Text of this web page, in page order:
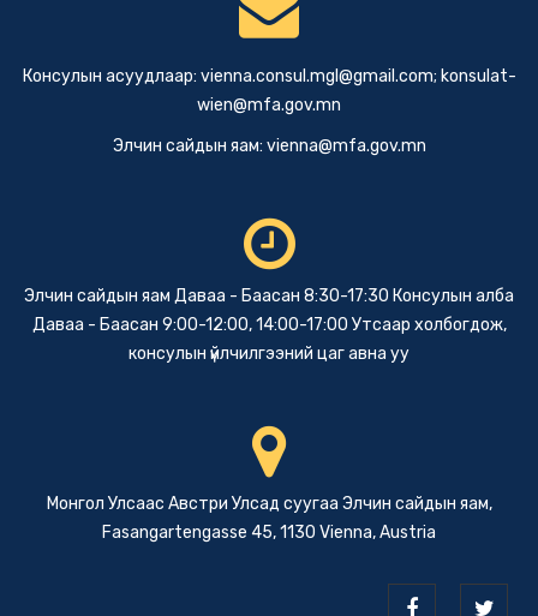
Консулын асуудлаар: vienna.consul.mgl@gmail.com; konsulat-
wien@mfa.gov.mn
Элчин сайдын яам: vienna@mfa.gov.mn
Элчин сайдын яам Даваа - Баасан 8:30-17:30 Консулын алба
Даваа - Баасан 9:00-12:00, 14:00-17:00 Утсаар холбогдож,
консулын үйлчилгээний цаг авна уу
Монгол Улсаас Австри Улсад суугаа Элчин сайдын яам,
Fasangartengasse 45, 1130 Vienna, Austria